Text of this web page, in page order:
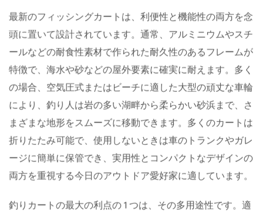
最新のフィッシングカートは、利便性と機能性の両方を念
頭に置いて設計されています。通常、アルミニウムやスチ
ールなどの耐食性素材で作られた耐久性のあるフレームが
特徴で、海水や砂などの屋外要素に確実に耐えます。多く
の場合、空気圧式またはビーチに適した大型の頑丈な車輪
により、釣り人は岩の多い湖畔から柔らかい砂浜まで、さ
まざまな地形をスムーズに移動できます。多くのカートは
折りたたみ可能で、使用しないときは車のトランクやガレ
ージに簡単に保管でき、実用性とコンパクトなデザインの